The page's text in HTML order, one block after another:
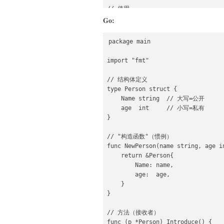
// 使用
Person p = new Person("Bob", 30);
Go:
package main
import "fmt"
// 结构体定义
type Person struct {
    Name string  // 大写=公开
    age  int     // 小写=私有
}
// "构造函数"（惯例）
func NewPerson(name string, age
    return &Person{
        Name: name,
        age:  age,
    }
}
// 方法（接收者）
func (p *Person) Introduce() {